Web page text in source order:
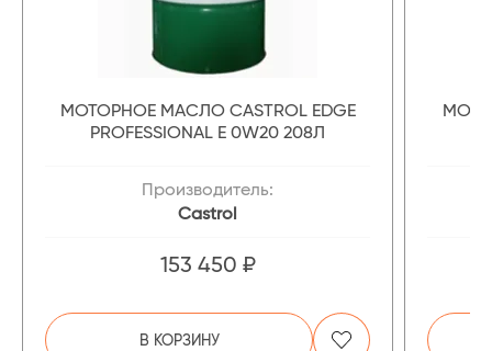
МОТОРНОЕ МАСЛО CASTROL EDGE
PROFESSIONAL E 0W20 208Л
Производитель:
Castrol
153 450 ₽
В КОРЗИНУ